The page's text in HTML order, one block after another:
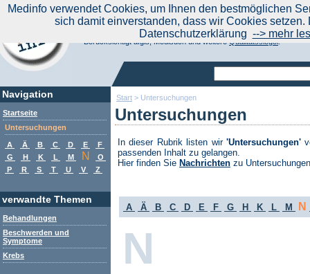
Start > Untersuchungen
Untersuchungen
In dieser Rubrik listen wir 'Untersuchungen'
passenden Inhalt zu gelangen.
Hier finden Sie Nachrichten zu
A Ä B C D E F G H K L M N
N
Navigation
Startseite
Untersuchungen
A Ä B C D E
F
G
H K L M N
O
P
R S T U V Z
verwandte Themen
Behandlungen
Beschwerden und
Symptome
Krebs
Aktuelle Nachrichten|
Suchen Sie noch oder Finden Sie schon?
Medinfo.de - Meta-Portal für Gesundheitsthemen
Berücksichtigt afgis, Medisuch und weitereQualitätssiegel.
Medinfo verwendet Cookies, um Ihnen den bestmöglichen
sich damit einverstanden, dass wir Cookies
Datenschutzerklärung --> mehr